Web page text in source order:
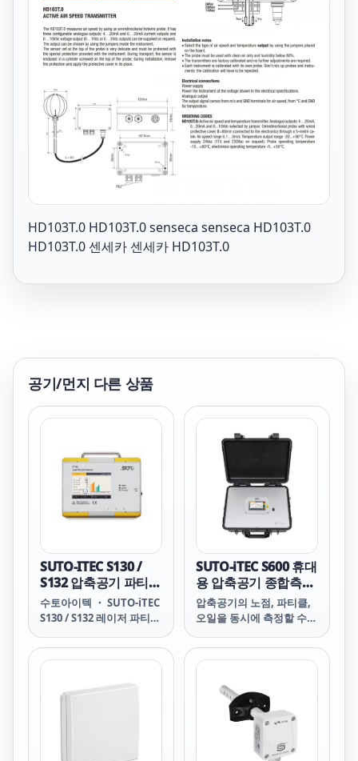
HD103T.0 HD103T.0 senseca senseca HD103T.0
HD103T.0 센세카 센세카 HD103T.0
공기/먼지 다른 상품
SUTO-ITEC S130 /
S132 압축공기 파티클
카운터
수토아이텍 ・ SUTO-iTEC
S130 / S132 레이저 파티클
PARTICLE COUNTER
Easy connection to
through 6 mm quick-
SUTO-iTEC S600 휴대
용 압축공기 종합측정
기
압축공기의 노점, 파티클,
오일을 동시에 측정할 수
검사 장비입니다.